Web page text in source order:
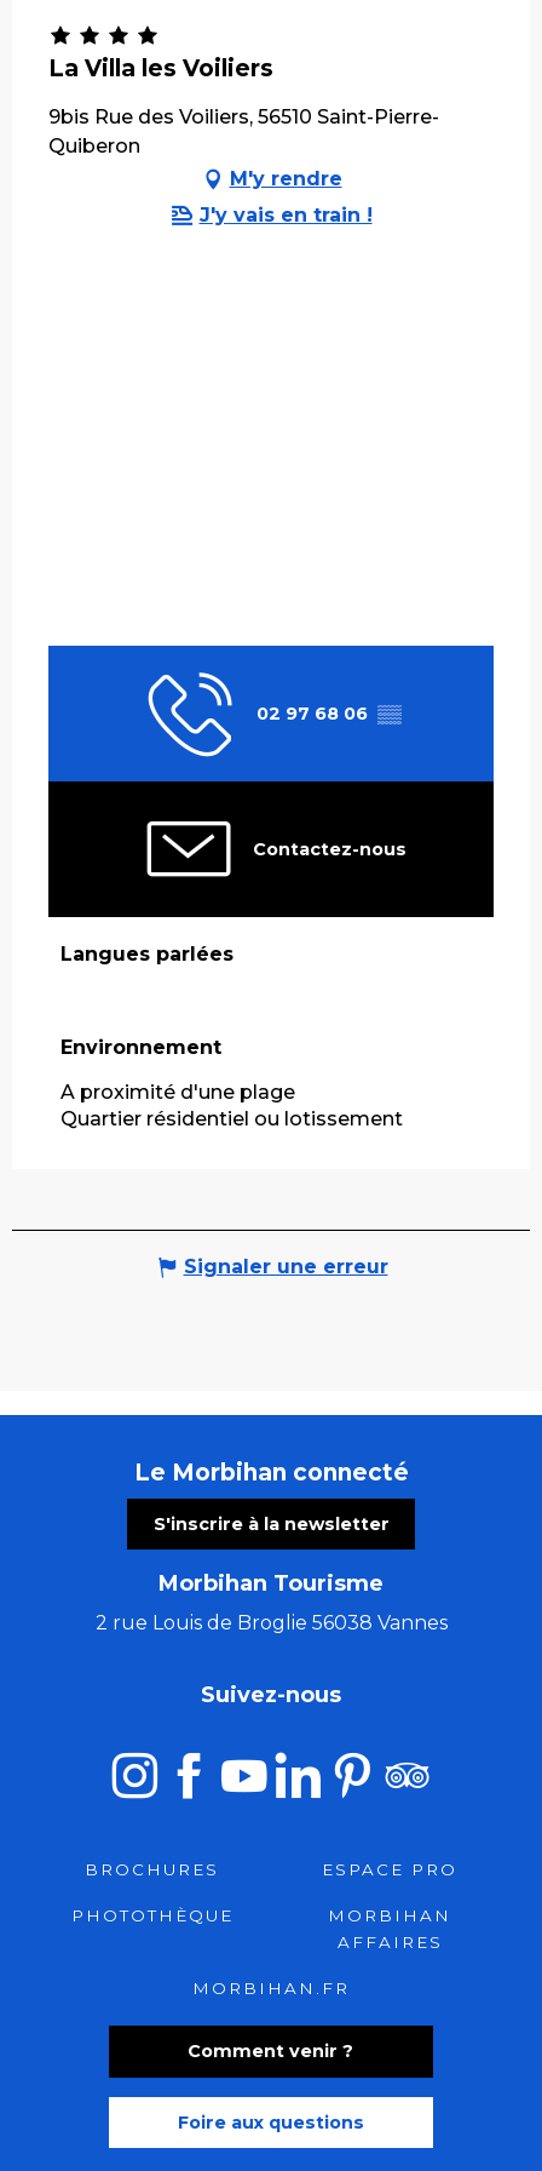
La Villa les Voiliers
9bis Rue des Voiliers, 56510 Saint-Pierre-
Quiberon
M'y rendre
J'y vais en train !
02 97 68 06 ▒▒
Contactez-nous
Langues parlées
Langues parlées
Environnement
Environnement
A proximité d'une plage
Quartier résidentiel ou lotissement
Signaler une erreur
Le Morbihan connecté
S'inscrire à la newsletter
Morbihan Tourisme
2 rue Louis de Broglie 56038 Vannes
Comment venir ?
Foire aux questions
Suivez-nous
BROCHURES ESPACE PRO
PHOTOTHÈQUE
MORBIHAN
AFFAIRES
MORBIHAN.FR